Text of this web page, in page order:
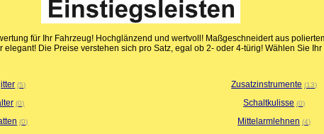
für Ihr Fahrzeug! Hochglänzend und wertvoll! Maßgeschneidert aus
elegant! Die Preise verstehen sich pro Satz, egal ob 2- oder 4-türig! Wählen Sie
5
0
0
Zusatzinstrumente 13
Schaltkulisse 0
Mittelarmlehnen 4